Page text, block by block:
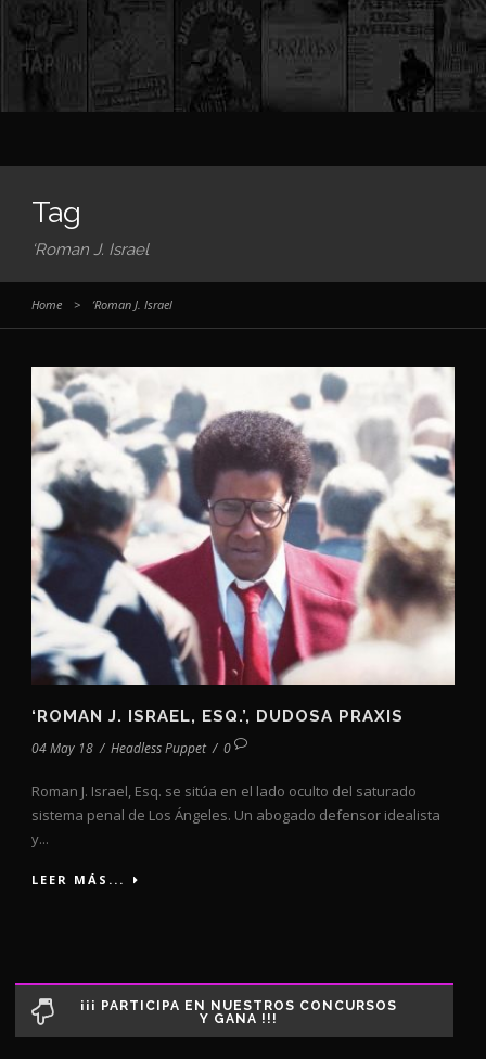
Tag
‘Roman J. Israel
Home > ‘Roman J. Israel
‘ROMAN J. ISRAEL, ESQ.’, DUDOSA PRAXIS
04 May 18 / Headless Puppet / 0
Roman J. Israel, Esq. se sitúa en el lado oculto del saturado
sistema penal de Los Ángeles. Un abogado defensor idealista
y...
LEER MÁS...
¡¡¡ PARTICIPA EN NUESTROS CONCURSOS
Y GANA !!!